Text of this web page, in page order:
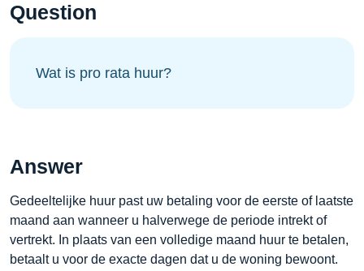
Question
Wat is pro rata huur?
Answer
Gedeeltelijke huur past uw betaling voor de eerste of laatste
maand aan wanneer u halverwege de periode intrekt of
vertrekt. In plaats van een volledige maand huur te betalen,
betaalt u voor de exacte dagen dat u de woning bewoont.